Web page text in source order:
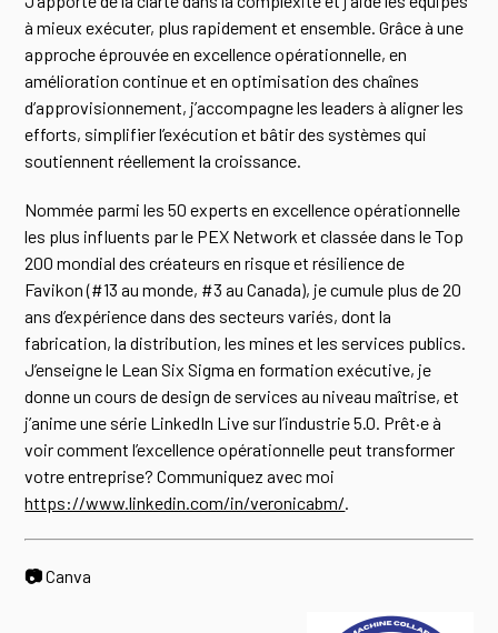
à mieux exécuter, plus rapidement et ensemble. Grâce à une
approche éprouvée en excellence opérationnelle, en
amélioration continue et en optimisation des chaînes
d’approvisionnement, j’accompagne les leaders à aligner les
efforts, simplifier l’exécution et bâtir des systèmes qui
soutiennent réellement la croissance.
Nommée parmi les 50 experts en excellence opérationnelle
les plus influents par le PEX Network et classée dans le Top
200 mondial des créateurs en risque et résilience de
Favikon (#13 au monde, #3 au Canada), je cumule plus de 20
ans d’expérience dans des secteurs variés, dont la
fabrication, la distribution, les mines et les services publics.
J’enseigne le Lean Six Sigma en formation exécutive, je
donne un cours de design de services au niveau maîtrise, et
j’anime une série LinkedIn Live sur l’industrie 5.0. Prêt·e à
voir comment l’excellence opérationnelle peut transformer
votre entreprise? Communiquez avec moi
https://www.linkedin.com/in/veronicabm/.
📷Canva